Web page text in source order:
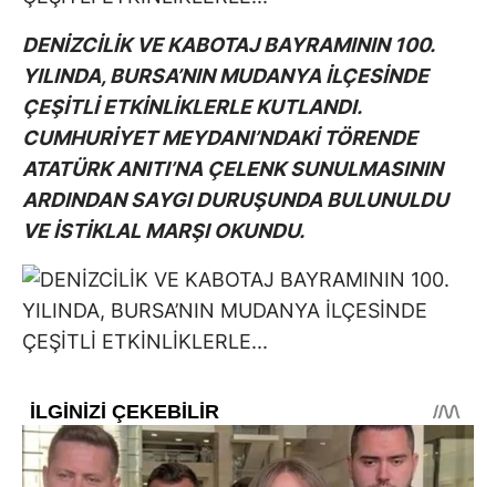
DENİZCİLİK VE KABOTAJ BAYRAMININ 100.
YILINDA, BURSA’NIN MUDANYA İLÇESİNDE
ÇEŞİTLİ ETKİNLİKLERLE KUTLANDI.
CUMHURİYET MEYDANI’NDAKİ TÖRENDE
ATATÜRK ANITI’NA ÇELENK SUNULMASININ
ARDINDAN SAYGI DURUŞUNDA BULUNULDU
VE İSTİKLAL MARŞI OKUNDU.